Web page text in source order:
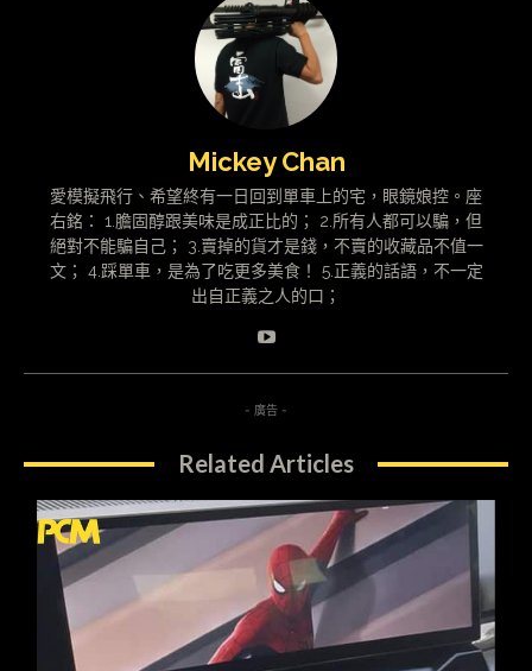
Mickey Chan
愛模擬飛行、希望終有一日回到單車上的宅，眼鏡娘控。座
右銘： 1.膽固醇跟美味是成正比的； 2.所有人都可以騙，但
絕對不能騙自己； 3.賣掉的貨才是錢，不賣的收藏品不值一
文； 4.踩單車，是為了吃更多美食！ 5.正義的話語，不一定
出自正義之人的口；
- 廣告 -
Related Articles